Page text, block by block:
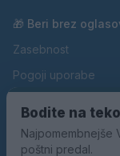
🎁 Beri brez
Zasebnost
Pogoji uporabe
Oglaševanje
Kontakt
Bodite na
Najpomembnejše
poštni predal.